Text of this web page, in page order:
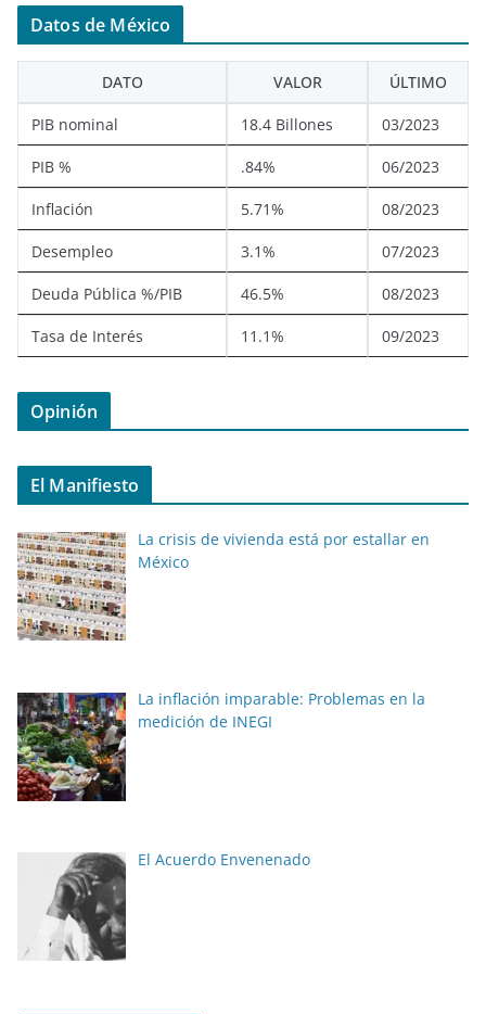
Datos de México
DATO VALOR ÚLTIMO
PIB nominal 18.4 Billones 03/2023
PIB % .84% 06/2023
Inflación 5.71% 08/2023
Desempleo 3.1% 07/2023
Deuda Pública %/PIB 46.5% 08/2023
Tasa de Interés 11.1% 09/2023
Opinión
El Manifiesto
La crisis de vivienda está por estallar en
México
La inflación imparable: Problemas en la
medición de INEGI
El Acuerdo Envenenado